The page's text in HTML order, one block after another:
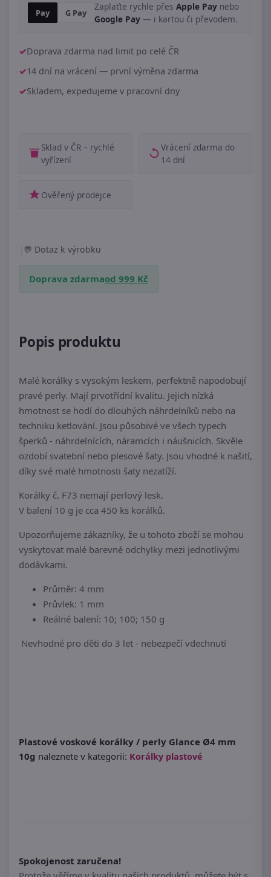
Pay G Pay
Zaplaťte rychle přes Apple Pay nebo
Google Pay — i kartou či převodem.
Doprava zdarma nad limit po celé ČR
14 dní na vrácení — první výměna zdarma
Skladem, expedujeme v pracovní dny
Sklad v ČR – rychlé
vyřízení
Vrácení zdarma do
14 dní
Ověřený prodejce
Dotaz k výrobku
Doprava zdarmaod 999 Kč
Popis produktu
Malé korálky s vysokým leskem, perfektně napodobují
pravé perly. Mají prvotřídní kvalitu. Jejich nízká
hmotnost se hodí do dlouhých náhrdelníků nebo na
techniku ketlování. Jsou působivé ve všech typech
šperků - náhrdelnících, náramcích i náušnicích. Skvěle
ozdobí svatební nebo plesové šaty. Jsou vhodné k našití,
díky své malé hmotnosti šaty nezatíží.
Korálky č. F73 nemají perlový lesk.
V balení 10 g je cca 450 ks korálků.
Upozorňujeme zákazníky, že u tohoto zboží se mohou
vyskytovat malé barevné odchylky mezi jednotlivými
dodávkami.
Průměr: 4 mm
Průvlek: 1 mm
Reálné balení: 10; 100; 150 g
Nevhodné pro děti do 3 let - nebezpečí vdechnutí
Plastové voskové korálky / perly Glance Ø4 mm
10g naleznete v kategorii: Korálky plastové
Spokojenost zaručena!